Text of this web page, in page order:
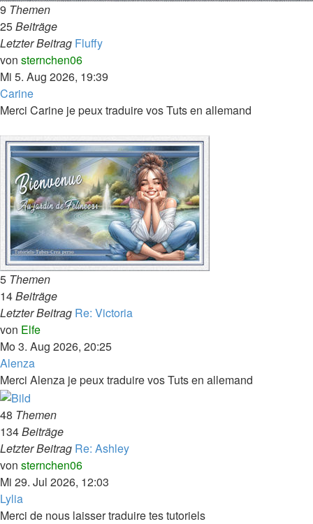
9 Themen
25Beiträge
Letzter Beitrag Fluffy
von sternchen06Neuester
Beitrag
Mi 5. Aug 2026, 19:39
Carine
Merci Carine je peux traduire vos Tuts en allemand
5 Themen
14Beiträge
Letzter Beitrag Re: Victoria
von ElfeNeuester
Beitrag
Mo 3. Aug 2026, 20:25
Alenza
Merci Alenza je peux traduire vos Tuts en allemand
48 Themen
134Beiträge
Letzter Beitrag Re: Ashley
von sternchen06Neuester
Beitrag
Mi 29. Jul 2026, 12:03
Lylia
Merci de nous laisser traduire tes tutoriels